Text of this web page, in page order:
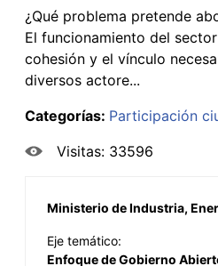
¿Qué problema pretende
El funcionamiento del
cohesión y el vínculo
diversos actore...
Categorías: Participación
Visitas: 33596
Ministerio de Industria,
Eje temático:
Enfoque de Gobierno